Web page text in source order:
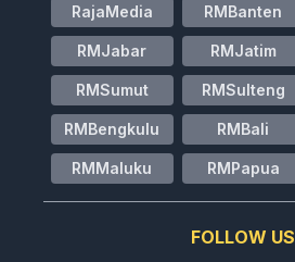
RajaMedia RMBanten
RMJabar RMJatim
RMSumut RMSulteng
RMBengkulu RMBali
RMMaluku RMPapua
FOLLOW US